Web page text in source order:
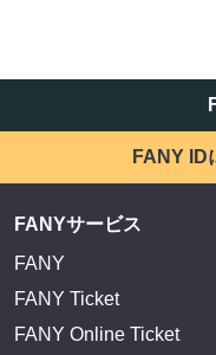
FANY ID
FANYサービス
FANY
FANY Ticket
FANY Online Ticket